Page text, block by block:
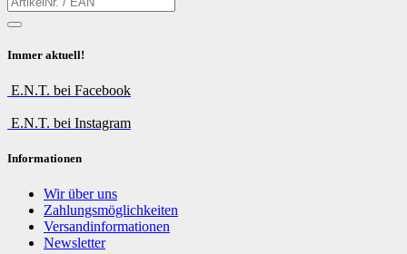
Immer aktuell!
E.N.T. bei Facebook
E.N.T. bei Instagram
Informationen
Wir über uns
Zahlungsmöglichkeiten
Versandinformationen
Newsletter